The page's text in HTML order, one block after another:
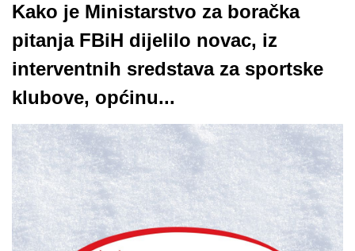
Kako je Ministarstvo za boračka
pitanja FBiH dijelilo novac, iz
interventnih sredstava za sportske
klubove, općinu...